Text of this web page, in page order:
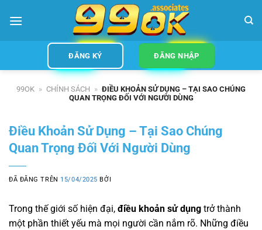
đến
ĐĂNG KÝ ĐĂNG NHẬP
99OK » CHÍNH SÁCH » ĐIỀU KHOẢN SỬ DỤNG – TẠI SAO CHÚNG
QUAN TRỌNG ĐỐI VỚI NGƯỜI DÙNG
Điều Khoản Sử Dụng – Tại Sao Chúng
Quan Trọng Đối Với Người Dùng
ĐÃ ĐĂNG TRÊN 15/04/2025 BỞI
Trong thế giới số hiện đại, điều khoản sử dụng trở thành
một phần thiết yếu mà mọi người cần nắm rõ. Những điều